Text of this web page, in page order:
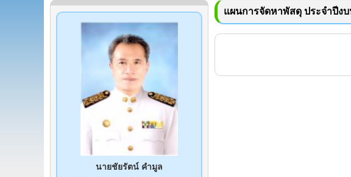
นายชัยรัตน์ คำมูล
แผนการจัดหาพัสดุ ประจำปีง